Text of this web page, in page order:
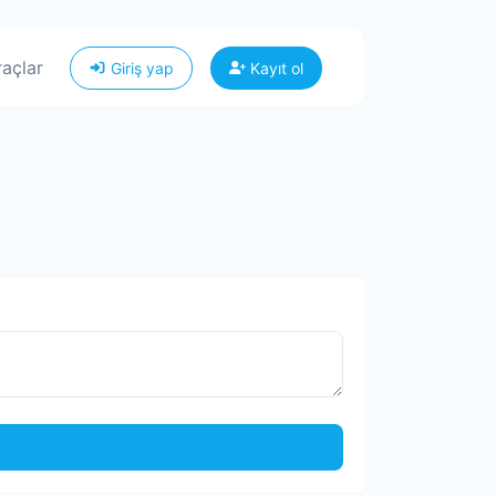
Giriş yap Kayıt ol